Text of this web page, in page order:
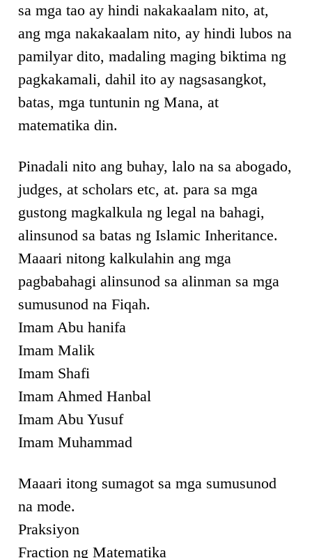
sa mga tao ay hindi nakakaalam nito, at,
ang mga nakakaalam nito, ay hindi lubos na
pamilyar dito, madaling maging biktima ng
pagkakamali, dahil ito ay nagsasangkot,
batas, mga tuntunin ng Mana, at
matematika din.
Pinadali nito ang buhay, lalo na sa abogado,
judges, at scholars etc, at. para sa mga
gustong magkalkula ng legal na bahagi,
alinsunod sa batas ng Islamic Inheritance.
Maaari nitong kalkulahin ang mga
pagbabahagi alinsunod sa alinman sa mga
sumusunod na Fiqah.
Imam Abu hanifa
Imam Malik
Imam Shafi
Imam Ahmed Hanbal
Imam Abu Yusuf
Imam Muhammad
Maaari itong sumagot sa mga sumusunod
na mode.
Praksiyon
Fraction ng Matematika